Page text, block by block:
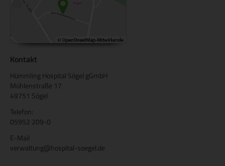
Kontakt
Hümmling Hospital Sögel gGmbH
Mühlenstraße 17
49751 Sögel
Telefon:
05952 209-0
E-Mail
verwaltung@hospital-soegel.de